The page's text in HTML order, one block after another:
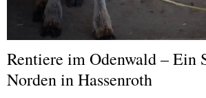
Rentiere im Odenwald – Ein
Norden in Hassenroth